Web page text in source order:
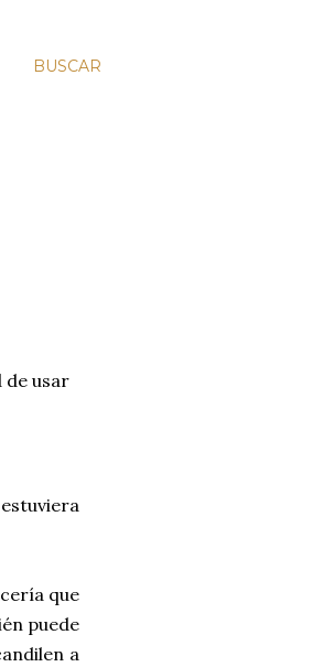
BUSCAR
usar
que
puede
a